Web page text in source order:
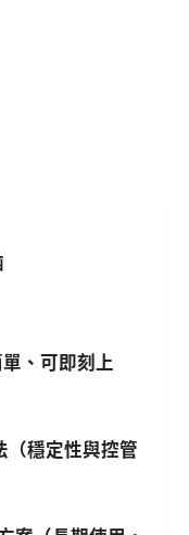
、可即刻上
（穩定性與控管